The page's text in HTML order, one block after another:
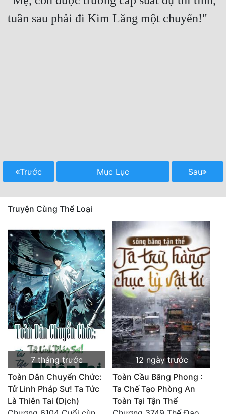
Trước Mục Lục Sau
Truyện Cùng Thể Loại
7 tháng trước
Toàn Dân Chuyển Chức:
Tử Linh Pháp Sư! Ta Tức
Là Thiên Tai (Dịch)
12 ngày trước
Toàn Cầu Băng Phong :
Ta Chế Tạo Phòng An
Toàn Tại Tận Thế